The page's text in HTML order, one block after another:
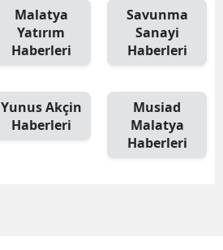
Malatya
Yatırım
Haberleri
Savunma
Sanayi
Haberleri
Yunus Akçin
Haberleri
Musiad
Malatya
Haberleri